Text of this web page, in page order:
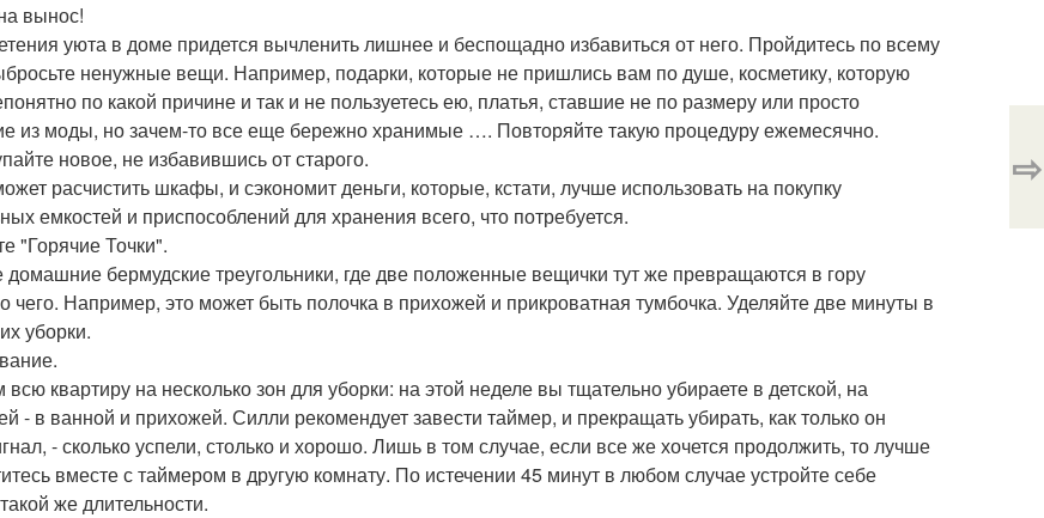
вынос!
уюта в доме придется вычленить лишнее и беспощадно избавиться от него. Пройдитесь по всему
ненужные вещи. Например, подарки, которые не пришлись вам по душе, косметику, которую
по какой причине и так и не пользуетесь ею, платья, ставшие не по размеру или просто
из моды, но зачем-то все еще бережно хранимые …. Повторяйте такую процедуру ежемесячно.
новое, не избавившись от старого.
расчистить шкафы, и сэкономит деньги, которые, кстати, лучше использовать на покупку
емкостей и приспособлений для хранения всего, что потребуется.
"Горячие Точки".
домашние бермудские треугольники, где две положенные вещички тут же превращаются в гору
чего. Например, это может быть полочка в прихожей и прикроватная тумбочка. Уделяйте две минуты в
уборки.
квартиру на несколько зон для уборки: на этой неделе вы тщательно убираете в детской, на
- в ванной и прихожей. Силли рекомендует завести таймер, и прекращать убирать, как только он
- сколько успели, столько и хорошо. Лишь в том случае, если все же хочется продолжить, то лучше
вместе с таймером в другую комнату. По истечении 45 минут в любом случае устройте себе
же длительности.
⇨